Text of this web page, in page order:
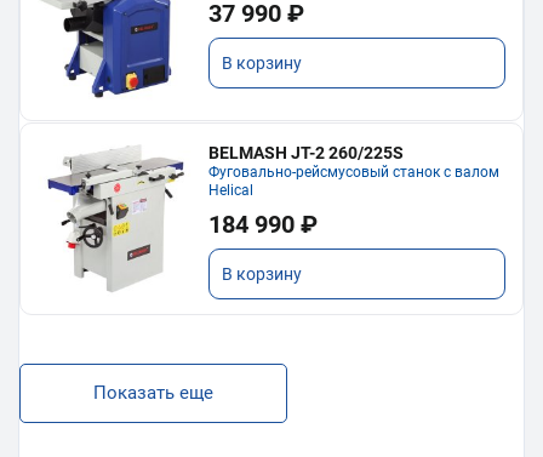
37 990 ₽
В корзину
BELMASH JT-2 260/225S
Фуговально-рейсмусовый станок с валом
Helical
184 990 ₽
В корзину
Показать еще